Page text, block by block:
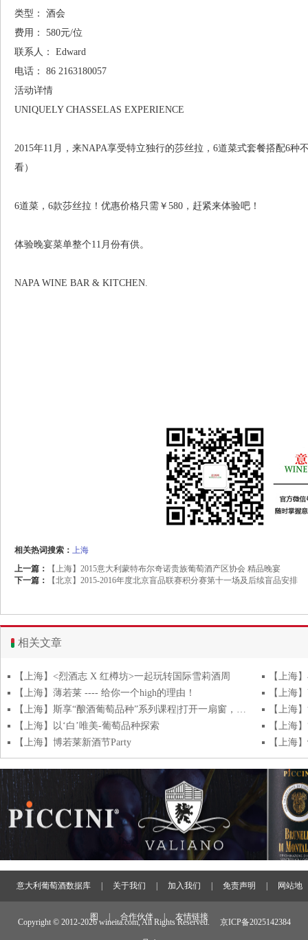
类型：
酒会
费用：
580元/位
联系人：
Edward
电话：
86 2163180057
活动详情
UNIQUELY CHASSELAS EXPERIENCE
2015年11月，来NAPA享受特立独行的莎丝拉，6道菜式套餐搭配6种
看）
6道菜，6款莎丝拉！优惠价格只需￥580，赶紧来体验吧！
体验晚宴菜单整个11月份有供。
NAPA WINE BAR & KITCHEN.
相关热词搜索： 上海
上一篇：
【上海】2015意大利蒙特布尔奇诺贵族葡萄酒产区协会 精品晚宴
下一篇：
【北京】2015-2016年度北京盲品联赛积分赛第十一场及后续盲品安排
相关文章
【上海】<烈酒志 X 红樽坊>一起玩转国际雪莉酒周
【上海
【上海】薄若莱 ---- 给你一个high的理由！
【上海
【上海】斯享“酿酒葡萄品种”系列课程|打开一扇窗，进入这片世界
【上海
【上海】以‘白’唯美-葡萄品种探索
【上海
【上海】博若莱新酒节Party
【上海
意大利葡萄酒数据库 关于我们 加入我们 免责声明 网站地
图 合作伙伴 友情链接
Copyright © 2012-2026 wineita.com, All Rights Reserved. 京ICP备2025142384